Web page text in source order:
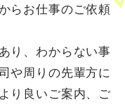
らお仕事のご依頼
り、わからない事
や周りの先輩方に
り良いご案内、ご